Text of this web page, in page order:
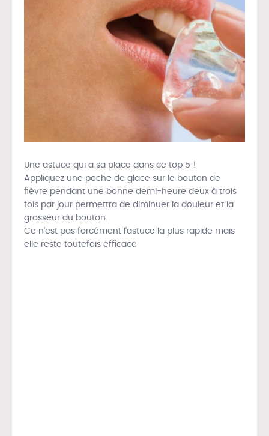
Une astuce qui a sa place dans ce top 5 !
Appliquez une poche de glace sur le bouton de
fièvre pendant une bonne demi-heure deux à trois
fois par jour permettra de diminuer la douleur et la
grosseur du bouton.
Ce n’est pas forcément l’astuce la plus rapide mais
elle reste toutefois efficace